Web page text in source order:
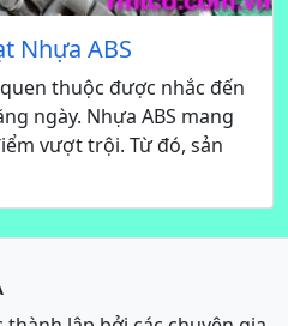
Nhựa ABS
thuộc được nhắc đến
ngày. Nhựa ABS mang
vượt trội. Từ đó, sản